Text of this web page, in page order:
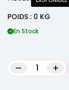
POIDS : 0 KG
En Stock
– +